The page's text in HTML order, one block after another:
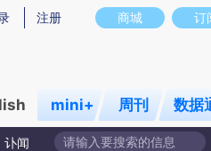
意图存在偏差。不代表财新观点和立场
商城 订
注册
mini+ 周刊 数据
讣闻